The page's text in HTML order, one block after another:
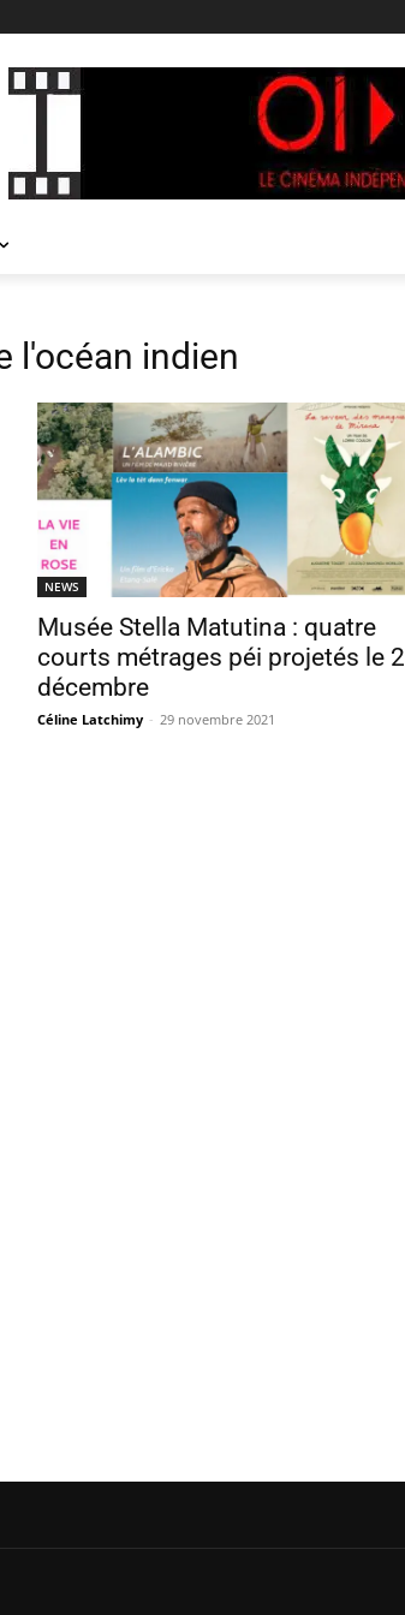
l'océan indien
NEWS
Musée Stella Matutina : quatre
courts métrages péi projetés le 2
décembre
Céline Latchimy - 29 novembre 2021